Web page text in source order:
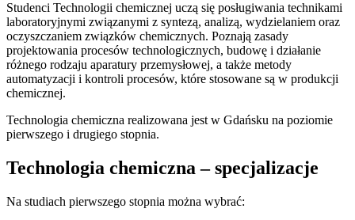
Studenci Technologii chemicznej uczą się posługiwania technikami
laboratoryjnymi związanymi z syntezą, analizą, wydzielaniem oraz
oczyszczaniem związków chemicznych. Poznają zasady
projektowania procesów technologicznych, budowę i działanie
różnego rodzaju aparatury przemysłowej, a także metody
automatyzacji i kontroli procesów, które stosowane są w produkcji
chemicznej.
Technologia chemiczna realizowana jest w Gdańsku na poziomie
pierwszego i drugiego stopnia.
Technologia chemiczna – specjalizacje
Na studiach pierwszego stopnia można wybrać: